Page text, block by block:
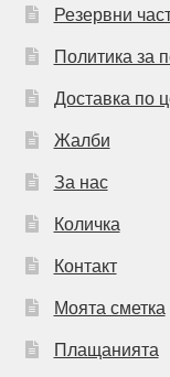
Резервни
Политика за
Доставка по
Жалби
За нас
Количка
Контакт
Моята сметка
Плащанията